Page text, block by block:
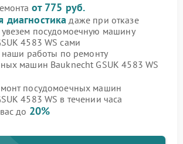
от 775 руб.
диагностика даже при отказе
посудомоечную машину
4583 WS сами
наши работы по ремонту
машин Bauknecht GSUK 4583 WS
посудомоечных машин
4583 WS в течении часа
до 20%